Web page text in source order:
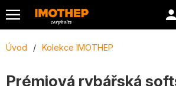
Úvod / Kolekce IMOTHEP
Prémiová rybářská